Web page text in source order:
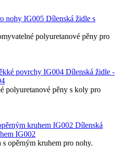
Dílenská židle s
polyuretanové pěny pro
Dílenská židle -
polyuretanové pěny s koly pro
Dílenská
IG002
opěrným kruhem pro nohy.